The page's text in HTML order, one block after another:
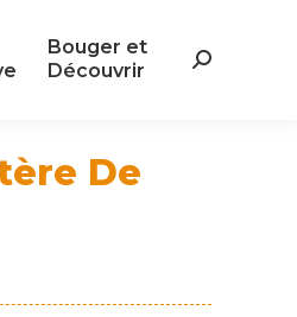
Bouger et
Découvrir
Search:
De
Bouger et
Découvrir
Search: